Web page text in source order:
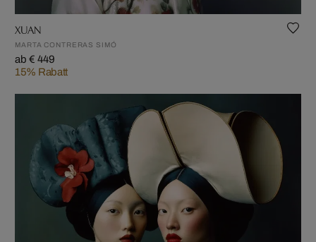
XUAN
MARTA CONTRERAS SIMÓ
ab € 449
15% Rabatt